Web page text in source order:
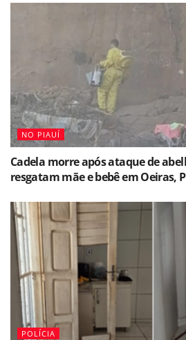
NO PIAUÍ
Cadela morre após ataque de
resgatam mãe e bebê em Oeiras,
POLÍCIA